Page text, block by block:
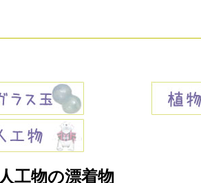
人工物の漂着物